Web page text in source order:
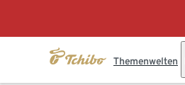
Themenwelten